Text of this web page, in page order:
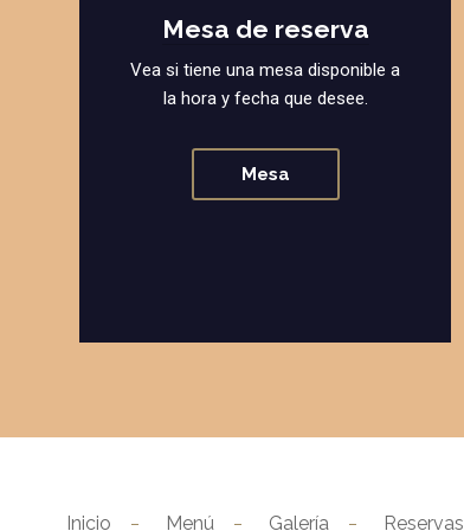
Mesa de reserva
Vea si tiene una mesa disponible a
la hora y fecha que desee.
Mesa
Inicio Menú Galería Reservas